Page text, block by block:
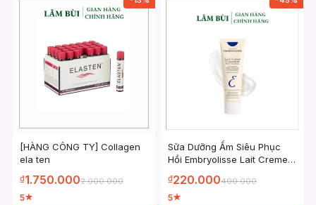
[HÀNG CÔNG TY] Collagen
ela ten
₫1.750.0002.000.000
5★
Sữa Dưỡng Ẩm Siêu Phục
Hồi Embryolisse Lait Creme
₫220.000400.000
5★